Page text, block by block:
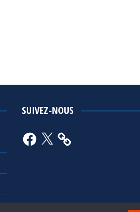
SUIVEZ-NOUS
Facebook
X